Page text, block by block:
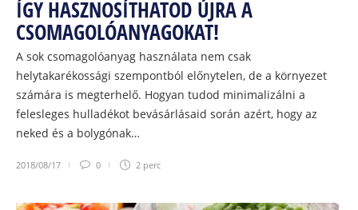
ÍGY HASZNOSÍTHATOD ÚJRA A
CSOMAGOLÓANYAGOKAT!
A sok csomagolóanyag használata nem csak
helytakarékossági szempontból előnytelen, de a környezet
számára is megterhelő. Hogyan tudod minimalizálni a
felesleges hulladékot bevásárlásaid során azért, hogy az
neked és a bolygónak…
2018/08/17 0 2 perc